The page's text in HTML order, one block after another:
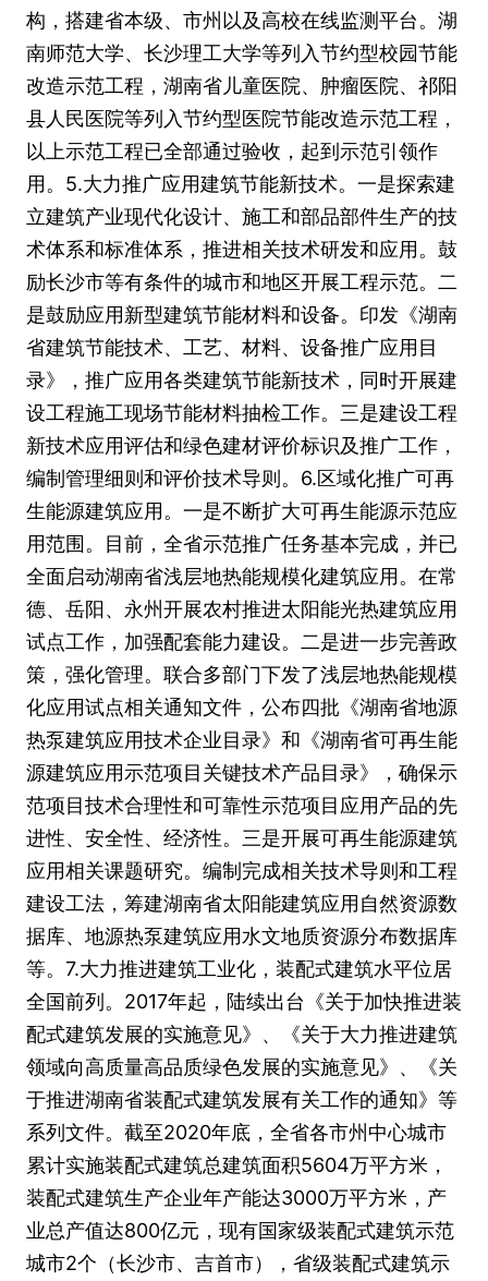
构，搭建省本级、市州以及高校在线监测平台。湖
南师范大学、长沙理工大学等列入节约型校园节能
改造示范工程，湖南省儿童医院、肿瘤医院、祁阳
县人民医院等列入节约型医院节能改造示范工程，
以上示范工程已全部通过验收，起到示范引领作
用。5.大力推广应用建筑节能新技术。一是探索建
立建筑产业现代化设计、施工和部品部件生产的技
术体系和标准体系，推进相关技术研发和应用。鼓
励长沙市等有条件的城市和地区开展工程示范。二
是鼓励应用新型建筑节能材料和设备。印发《湖南
省建筑节能技术、工艺、材料、设备推广应用目
录》，推广应用各类建筑节能新技术，同时开展建
设工程施工现场节能材料抽检工作。三是建设工程
新技术应用评估和绿色建材评价标识及推广工作，
编制管理细则和评价技术导则。6.区域化推广可再
生能源建筑应用。一是不断扩大可再生能源示范应
用范围。目前，全省示范推广任务基本完成，并已
全面启动湖南省浅层地热能规模化建筑应用。在常
德、岳阳、永州开展农村推进太阳能光热建筑应用
试点工作，加强配套能力建设。二是进一步完善政
策，强化管理。联合多部门下发了浅层地热能规模
化应用试点相关通知文件，公布四批《湖南省地源
热泵建筑应用技术企业目录》和《湖南省可再生能
源建筑应用示范项目关键技术产品目录》，确保示
范项目技术合理性和可靠性示范项目应用产品的先
进性、安全性、经济性。三是开展可再生能源建筑
应用相关课题研究。编制完成相关技术导则和工程
建设工法，筹建湖南省太阳能建筑应用自然资源数
据库、地源热泵建筑应用水文地质资源分布数据库
等。7.大力推进建筑工业化，装配式建筑水平位居
全国前列。2017年起，陆续出台《关于加快推进装
配式建筑发展的实施意见》、《关于大力推进建筑
领域向高质量高品质绿色发展的实施意见》、《关
于推进湖南省装配式建筑发展有关工作的通知》等
系列文件。截至2020年底，全省各市州中心城市
累计实施装配式建筑总建筑面积5604万平方米，
装配式建筑生产企业年产能达3000万平方米，产
业总产值达800亿元，现有国家级装配式建筑示范
城市2个（长沙市、吉首市），省级装配式建筑示